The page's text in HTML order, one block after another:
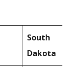
South
Dakota